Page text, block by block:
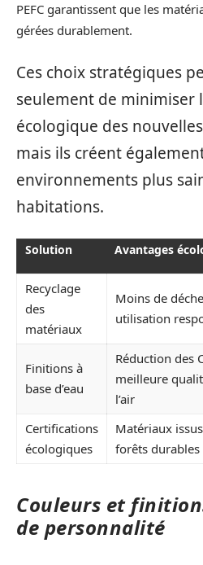
PEFC garantissent que les
gérées durablement.
Ces choix stratégiques
seulement de minimiser
écologique des
mais ils créent
environnements plus
habitations.
Solution Avantages
Recyclage
des
matériaux
Moins de
utilisation
Finitions à
base d’eau
Réduction des
meilleure
l’air
Certifications
écologiques
Matériaux
forêts durables
Couleurs et
de personnalité